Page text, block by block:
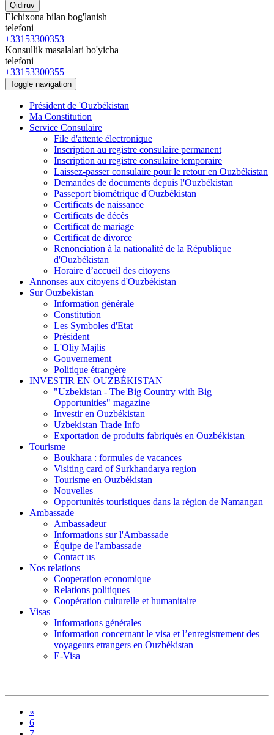
Qidiruv
Elchixona bilan bog'lanish
telefoni
+33153300353
Konsullik masalalari bo'yicha
telefoni
+33153300355
Toggle navigation
Président de 'Ouzbékistan
Ma Constitution
Service Consulaire
File d'attente électronique
Inscription au registre consulaire permanent
Inscription au registre consulaire temporaire
Laissez-passer consulaire pour le retour en Ouzbékistan
Demandes de documents depuis l'Ouzbékistan
Passeport biométrique d'Ouzbékistan
Certificats de naissance
Certificats de décès
Certificat de mariage
Certificat de divorce
Renonciation à la nationalité de la République
d'Ouzbékistan
Horaire d’accueil des citoyens
Annonses aux citoyens d'Ouzbékistan
Sur Ouzbekistan
Information générale
Constitution
Les Symboles d'Etat
Président
L'Oliy Majlis
Gouvernement
Politique étrangère
INVESTIR EN OUZBÉKISTAN
"Uzbekistan - The Big Country with Big
Opportunities" magazine
Investir en Ouzbékistan
Uzbekistan Trade Info
Exportation de produits fabriqués en Ouzbékistan
Tourisme
Boukhara : formules de vacances
Visiting card of Surkhandarya region
Tourisme en Ouzbékistan
Nouvelles
Opportunités touristiques dans la région de Namangan
Ambassade
Ambassadeur
Informations sur l'Ambassade
Équipe de l'ambassade
Contact us
Nos relations
Cooperation economique
Relations politiques
Coopération culturelle et humanitaire
Visas
Informations générales
Information concernant le visa et l’enregistrement des
voyageurs etrangers en Ouzbékistan
E-Visa
«
6